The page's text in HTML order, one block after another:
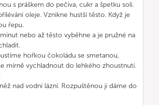
s práškem do pečiva, cukr a špetku soli.
oleje. Vznikne hustší těsto. Když je
řepu.
nebo až těsto vyběhne a je pružné na
hořkou čokoládu se smetanou,
mírně vychladnout do lehkého zhoustnutí.
nad vodní lázní. Rozpuštěnou ji dáme do